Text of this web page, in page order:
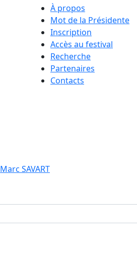
À propos
Mot de la Présidente
Inscription
Accès au festival
Recherche
Partenaires
Contacts
Marc SAVART